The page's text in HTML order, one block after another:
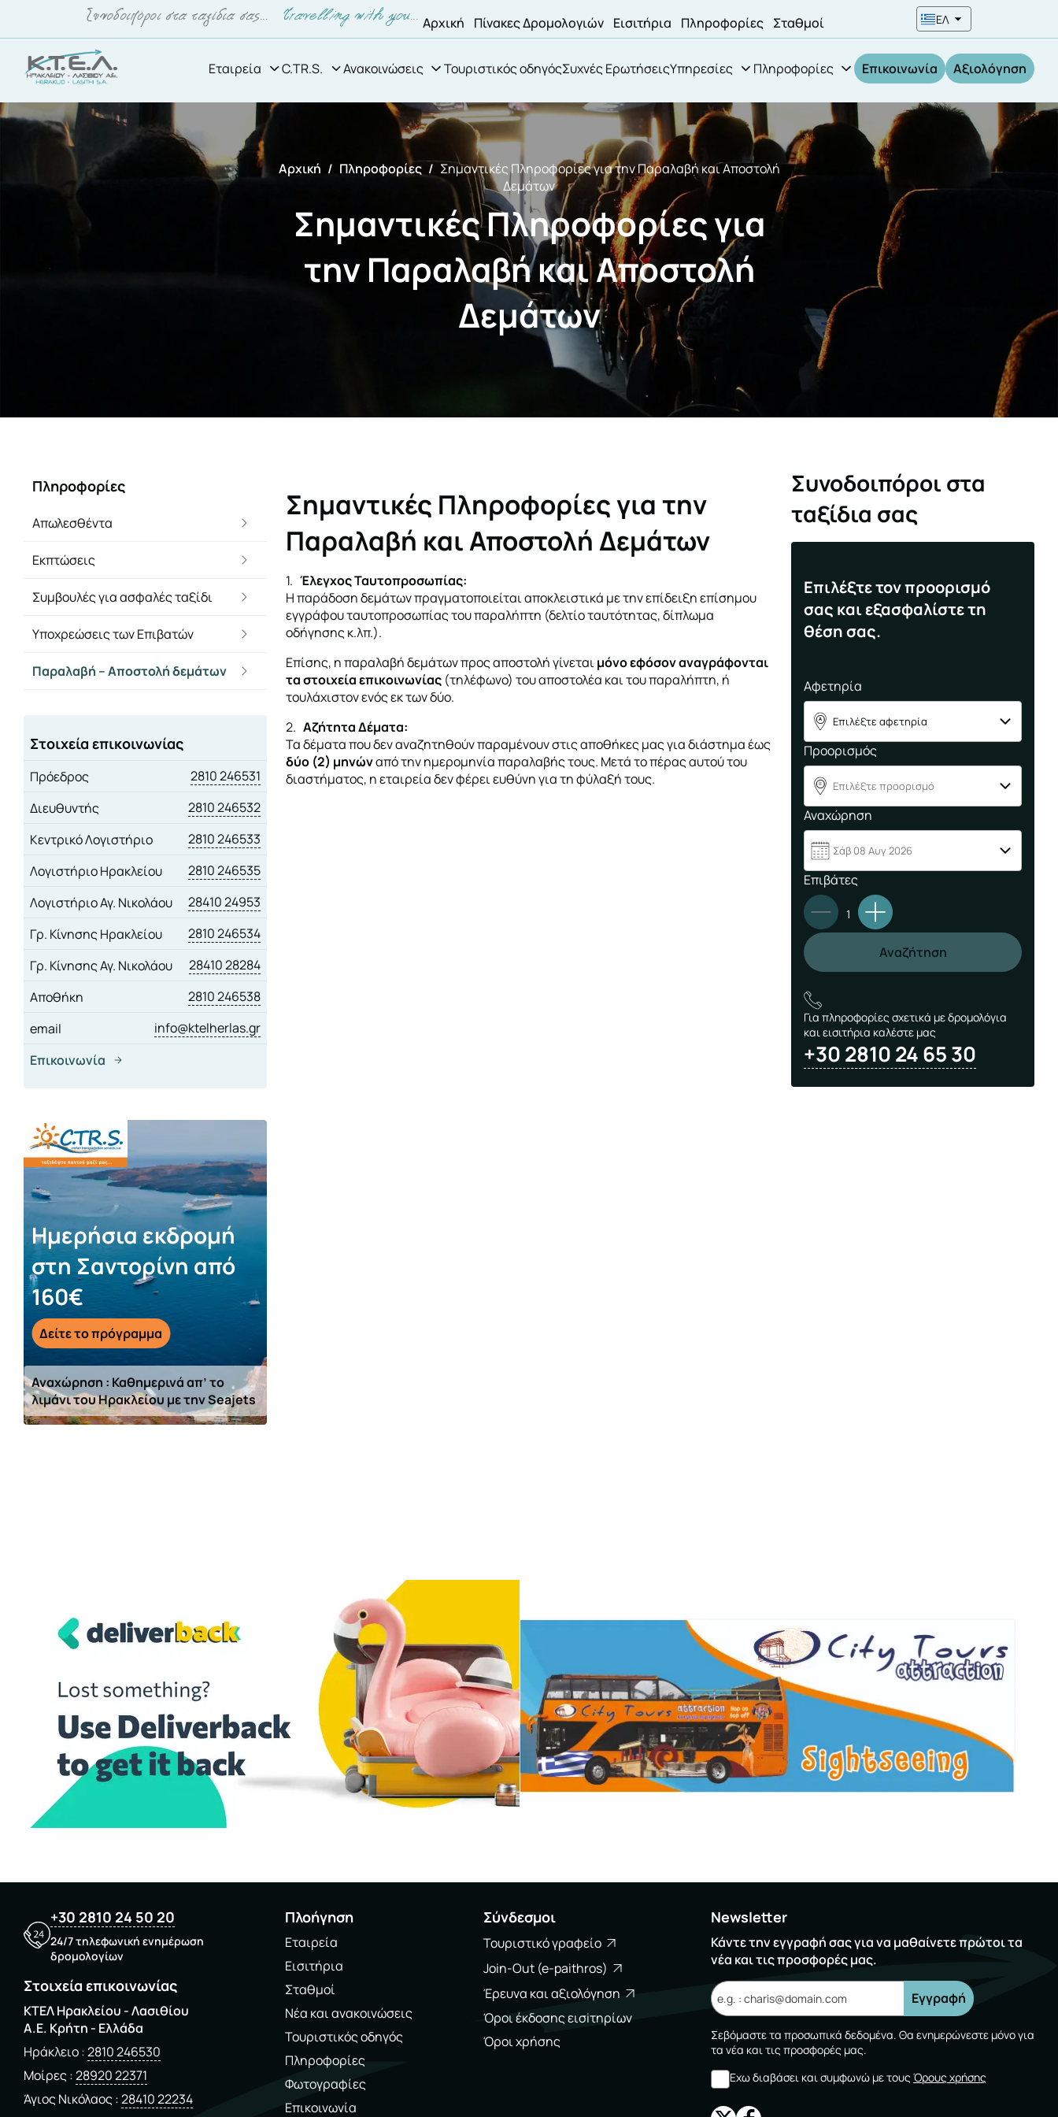
Αρχική Πίνακες Δρομολογιών Εισιτήρια Πληροφορίες Σταθμοί ΕΛ
Εταιρεία C.TR.S. Ανακοινώσεις Τουριστικός οδηγόςΣυχνές ΕρωτήσειςΥπηρεσίες Πληροφορίες Επικοινωνία Αξιολόγηση
Αρχική Πληροφορίες
Σημαντικές Πληροφορίες για την Παραλαβή και Αποστολή
Δεμάτων
Σημαντικές Πληροφορίες για
την Παραλαβή και Αποστολή
Δεμάτων
Πληροφορίες
Απωλεσθέντα
Εκπτώσεις
Συμβουλές για ασφαλές ταξίδι
Υποχρεώσεις των Επιβατών
Παραλαβή – Αποστολή δεμάτων
Στοιχεία επικοινωνίας
Πρόεδρος
2810 246531
Διευθυντής
2810 246532
Κεντρικό Λογιστήριο
2810 246533
Λογιστήριο Ηρακλείου
2810 246535
Λογιστήριο Αγ. Νικολάου
28410 24953
Γρ. Κίνησης Ηρακλείου
2810 246534
Γρ. Κίνησης Αγ. Νικολάου
28410 28284
Αποθήκη
2810 246538
email
info@ktelherlas.gr
Επικοινωνία
Ημερήσια εκδρομή
στη Σαντορίνη από
160€
Δείτε το πρόγραμμα
Αναχώρηση : Καθημερινά απ’ το
λιμάνι του Ηρακλείου με την Seajets
Σημαντικές Πληροφορίες για την
Παραλαβή και Αποστολή Δεμάτων
1. Έλεγχος Ταυτοπροσωπίας:
Η παράδοση δεμάτων πραγματοποιείται αποκλειστικά με την επίδειξη επίσημου
εγγράφου ταυτοπροσωπίας του παραλήπτη (δελτίο ταυτότητας, δίπλωμα
οδήγησης κ.λπ.).
Επίσης, η παραλαβή δεμάτων προς αποστολή γίνεταιμόνο εφόσον αναγράφονται
τα στοιχεία επικοινωνίας (τηλέφωνο) του αποστολέα και του παραλήπτη, ή
τουλάχιστον ενός εκ των δύο.
2. Αζήτητα Δέματα:
Τα δέματα που δεν αναζητηθούν παραμένουν στις αποθήκες μας για διάστημα έως
δύο (2) μηνώναπό την ημερομηνία παραλαβής τους. Μετά το πέρας αυτού του
διαστήματος, η εταιρεία δεν φέρει ευθύνη για τη φύλαξή τους.
Συνοδοιπόροι στα
ταξίδια σας
Επιλέξτε τον προορισμό
σας και εξασφαλίστε τη
θέση σας.
Για πληροφορίες σχετικά με δρομολόγια
και εισιτήρια καλέστε μας
+30 2810 24 65 30
Αφετηρία
A Επιλέξτε αφετηρία
Προορισμός
B Επιλέξτε προορισμό
Αναχώρηση
Σάβ 08 Αυγ 2026
Επιβάτες
1
Αναζήτηση
+30 2810 24 50 20
24/7 τηλεφωνική ενημέρωση
δρομολογίων
Στοιχεία επικοινωνίας
ΚΤΕΛ Ηρακλείου - Λασιθίου
A.E. Kρήτη - Ελλάδα
Ηράκλειο 2810 246530
Μοίρες 28920 22371
Άγιος Νικόλαος 28410 22234
Πλοήγηση
Εταιρεία
Εισιτήρια
Σταθμοί
Νέα και ανακοινώσεις
Τουριστικός οδηγός
Πληροφορίες
Φωτογραφίες
Επικοινωνία
Σύνδεσμοι
Τουριστικό γραφείο
Join-Out (e-paithros)
Έρευνα και αξιολόγηση
Όροι έκδοσης εισiτηρίων
Όροι χρήσης
Newsletter
Κάντε την εγγραφή σας για να μαθαίνετε πρώτοι τα
νέα και τις προσφορές μας.
Εγγραφή
Σεβόμαστε τα προσωπικά δεδομένα. Θα ενημερώνεστε μόνο για
τα νέα και τις προσφορές μας.
Εχω διαβάσει και συμφωνώ με τους Όρους χρήσης